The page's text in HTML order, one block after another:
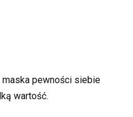
maska pewności siebie
wartość.